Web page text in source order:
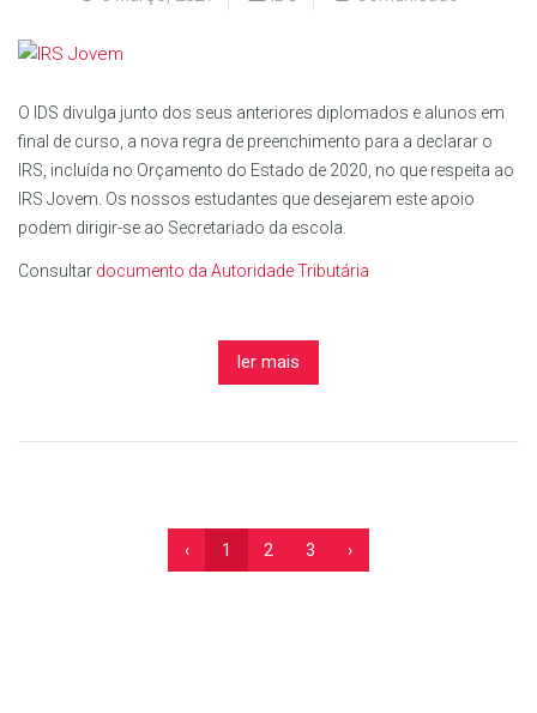
O IDS divulga junto dos seus anteriores diplomados e alunos em
final de curso, a nova regra de preenchimento para a declarar o
IRS, incluída no Orçamento do Estado de 2020, no que respeita ao
IRS Jovem. Os nossos estudantes que desejarem este apoio
podem dirigir-se ao Secretariado da escola.
Consultar documento da Autoridade Tributária
ler mais
‹ 1 2 3 ›